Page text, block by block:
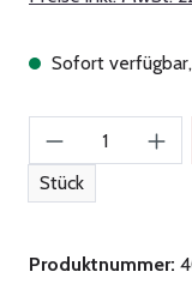
Sofort
Produkt
Stück
Produktnummer: